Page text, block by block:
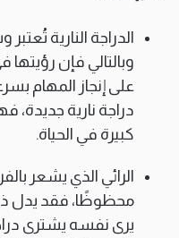
الدراجة النارية
وبالتالي فإن
على إنجاز المهام
دراجة نارية
كبيرة في الحياة.
الرائي الذي يشعر
محظوظًا، فقد يدل
يرى نفسه يشترى